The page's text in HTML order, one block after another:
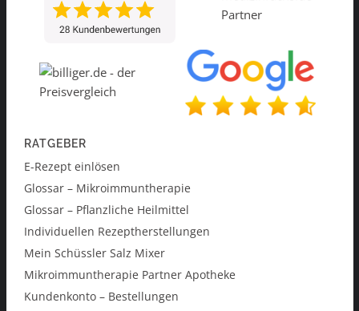
RATGEBER
E-Rezept einlösen
Glossar – Mikroimmuntherapie
Glossar – Pflanzliche Heilmittel
Individuellen Rezeptherstellungen
Mein Schüssler Salz Mixer
Mikroimmuntherapie Partner Apotheke
Kundenkonto – Bestellungen